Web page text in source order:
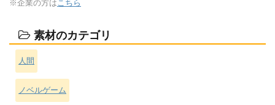
※企業の方は こちら
素材のカテゴリ
人間
ノベルゲーム